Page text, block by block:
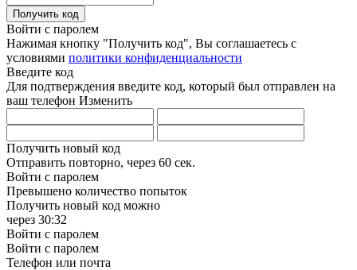
Получить код
Войти с паролем
Нажимая кнопку "Получить код", Вы соглашаетесь с
условиями политики конфиденциальности
Введите код
Для подтверждения введите код, который был отправлен на
ваш телефон Изменить
Получить новый код
Отправить повторно, через 60 сек.
Войти с паролем
Превышено количество попыток
Получить новый код можно
через 30:32
Войти с паролем
Войти с паролем
Телефон или почта